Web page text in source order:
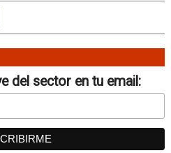
Email
del sector en tu email: